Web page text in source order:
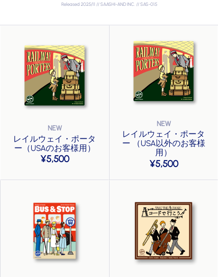
Released 2025/11 // SAASHI-AND INC. // SAS-015
レイルウェイ・ポータ
ー（USAのお客様用）
5,500
レイルウェイ・ポータ
ー （USA以外のお客様
用）
5,500